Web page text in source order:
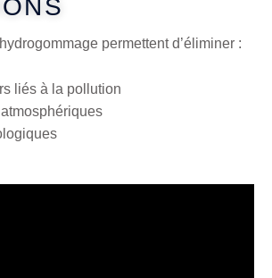
permettent d’éliminer :
liés à la pollution